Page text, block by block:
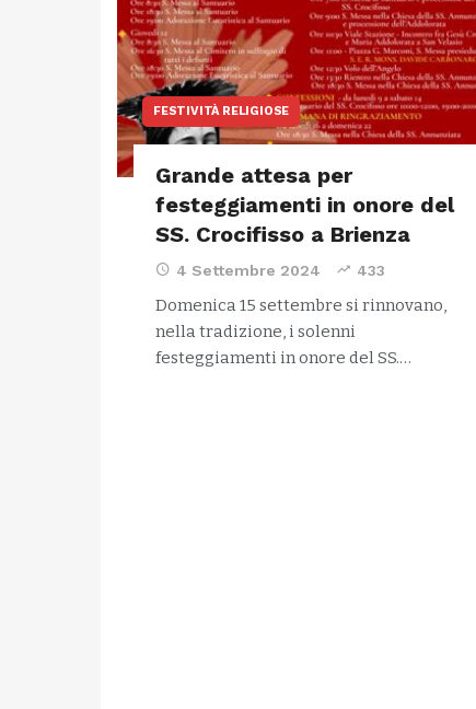
FESTIVITÀ RELIGIOSE
Grande attesa per
festeggiamenti in onore del
SS. Crocifisso a Brienza
4 Settembre 2024 433
Domenica 15 settembre si rinnovano,
nella tradizione, i solenni
festeggiamenti in onore del SS.…